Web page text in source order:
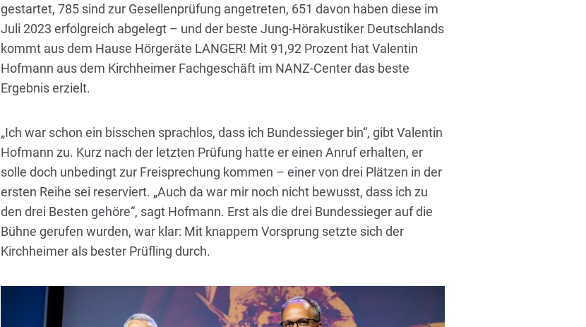
gestartet, 785 sind zur Gesellenprüfung angetreten, 651 davon haben diese im
Juli 2023 erfolgreich abgelegt – und der beste Jung-Hörakustiker Deutschlands
kommt aus dem Hause Hörgeräte LANGER! Mit 91,92 Prozent hat Valentin
Hofmann aus dem Kirchheimer Fachgeschäft im NANZ-Center das beste
Ergebnis erzielt.
„Ich war schon ein bisschen sprachlos, dass ich Bundessieger bin“, gibt Valentin
Hofmann zu. Kurz nach der letzten Prüfung hatte er einen Anruf erhalten, er
solle doch unbedingt zur Freisprechung kommen – einer von drei Plätzen in der
ersten Reihe sei reserviert. „Auch da war mir noch nicht bewusst, dass ich zu
den drei Besten gehöre“, sagt Hofmann. Erst als die drei Bundessieger auf die
Bühne gerufen wurden, war klar: Mit knappem Vorsprung setzte sich der
Kirchheimer als bester Prüfling durch.